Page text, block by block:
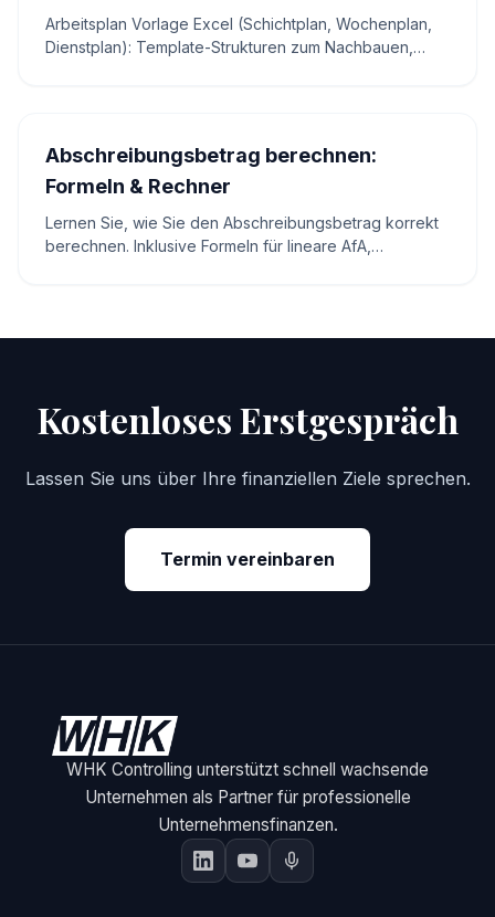
Arbeitsplan Vorlage Excel (Schichtplan, Wochenplan,
Dienstplan): Template-Strukturen zum Nachbauen,
Abschreibungsbetrag berechnen:
Formeln & Rechner
Lernen Sie, wie Sie den Abschreibungsbetrag korrekt
berechnen. Inklusive Formeln für lineare AfA,
Kostenloses Erstgespräch
Lassen Sie uns über Ihre finanziellen Ziele sprechen.
Termin vereinbaren
WHK Controlling unterstützt schnell wachsende
Unternehmen als Partner für professionelle
Unternehmensfinanzen.